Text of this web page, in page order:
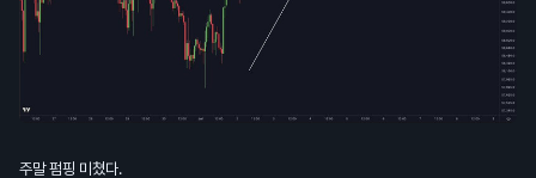
주말 펌핑 미쳤다.